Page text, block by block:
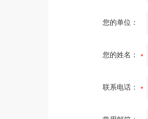
您的单位：
您的姓名：
联系电话：